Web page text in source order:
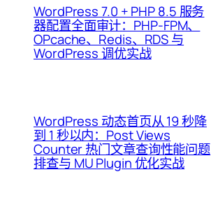
WordPress 7.0 + PHP 8.5 服务
器配置全面审计：PHP-FPM、
OPcache、Redis、RDS 与
WordPress 调优实战
WordPress 动态首页从 19 秒降
到 1 秒以内：Post Views
Counter 热门文章查询性能问题
排查与 MU Plugin 优化实战